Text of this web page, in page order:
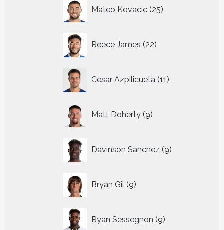
Mateo Kovacic 25
producten
Reece James 22
producten
Cesar Azpilicueta 11
producten
Matt Doherty 9
producten
Davinson Sanchez 9
producten
Bryan Gil 9
producten
Ryan Sessegnon 9
producten